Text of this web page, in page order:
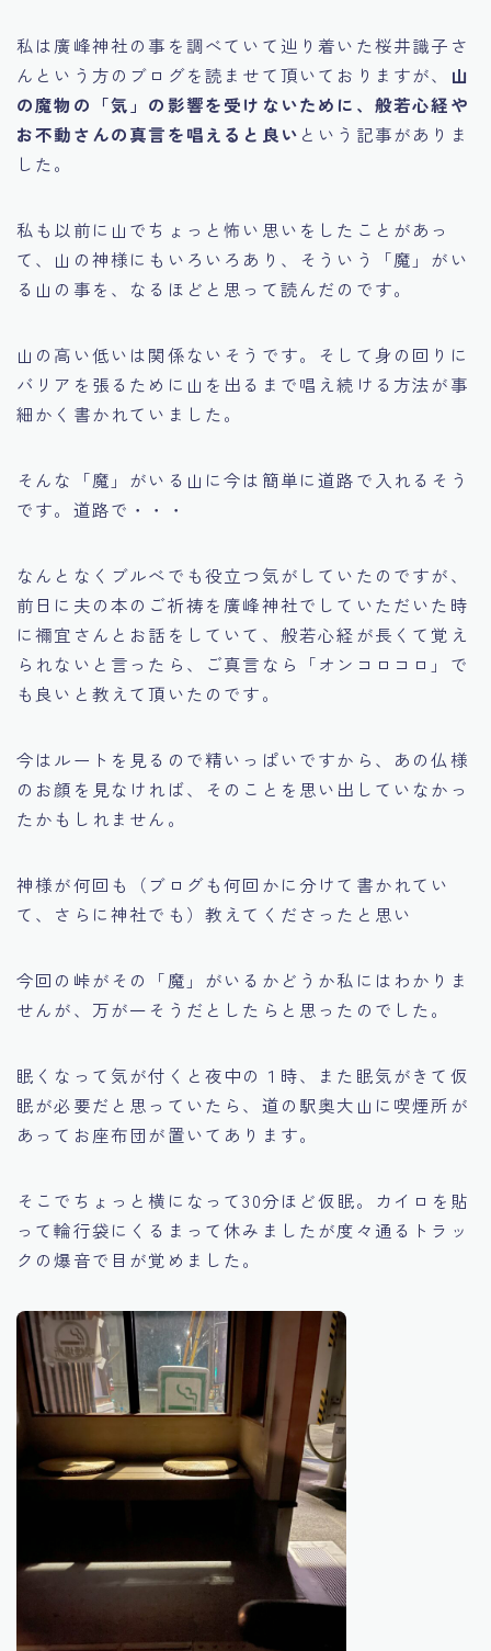
私は廣峰神社の事を調べていて辿り着いた桜井識子さ
んという方のブログを読ませて頂いておりますが、
山
の魔物の「気」の影響を受けないために、般若心経や
お不動さんの真言を唱えると良い という記事がありま
した。
私も以前に山でちょっと怖い思いをしたことがあっ
て、山の神様にもいろいろあり、そういう「魔」がい
る山の事を、なるほどと思って読んだのです。
山の高い低いは関係ないそうです。そして身の回りに
バリアを張るために山を出るまで唱え続ける方法が事
細かく書かれていました。
そんな「魔」がいる山に今は簡単に道路で入れるそう
です。道路で・・・
なんとなくブルべでも役立つ気がしていたのですが、
前日に夫の本のご祈祷を廣峰神社でしていただいた時
に禰宜さんとお話をしていて、般若心経が長くて覚え
られないと言ったら、ご真言なら「オンコロコロ」で
も良いと教えて頂いたのです。
今はルートを見るので精いっぱいですから、あの仏様
のお顔を見なければ、そのことを思い出していなかっ
たかもしれません。
神様が何回も（ブログも何回かに分けて書かれてい
て、さらに神社でも）教えてくださったと思い
今回の峠がその「魔」がいるかどうか私にはわかりま
せんが、万が一そうだとしたらと思ったのでした。
眠くなって気が付くと夜中の１時、また眠気がきて仮
眠が必要だと思っていたら、道の駅奥大山に喫煙所が
あってお座布団が置いてあります。
そこでちょっと横になって30分ほど仮眠。カイロを貼
って輪行袋にくるまって休みましたが度々通るトラッ
クの爆音で目が覚めました。